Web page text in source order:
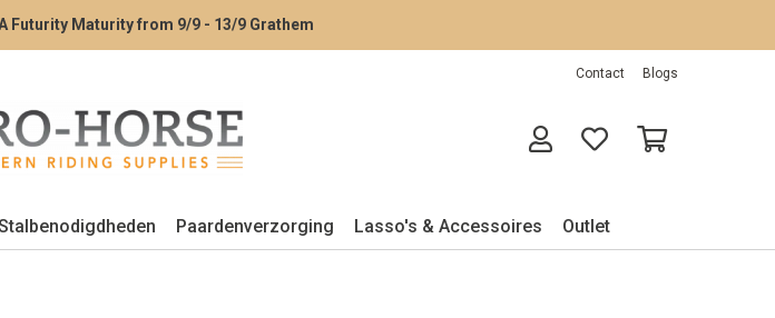
Futurity Maturity from 9/9 - 13/9 Grathem
Contact Blogs
Paardenverzorging Lasso's & Accessoires Outlet